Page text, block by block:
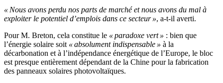
« Nous avons perdu nos parts de marché et nous avons du mal à
exploiter le potentiel d’emplois dans ce secteur », a-t-il averti.
Pour M. Breton, cela constitue le « paradoxe vert » : bien que
l’énergie solaire soit « absolument indispensable » à la
décarbonation et à l’indépendance énergétique de l’Europe, le bloc
est presque entièrement dépendant de la Chine pour la fabrication
des panneaux solaires photovoltaïques.